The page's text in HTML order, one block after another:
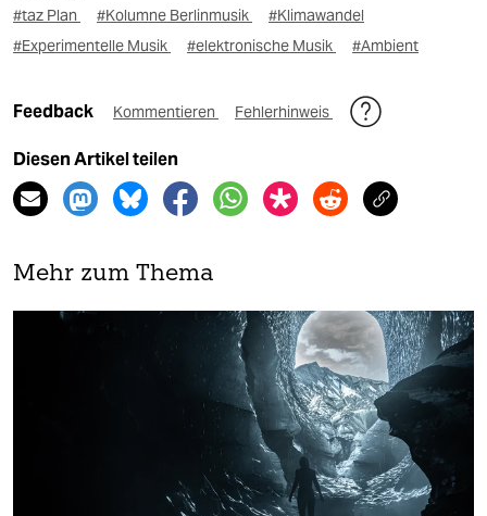
#taz Plan #Kolumne Berlinmusik
#Klimawandel
#Experimentelle Musik
#elektronische Musik #Ambient
Feedback Kommentieren Fehlerhinweis
Diesen Artikel teilen
Mehr zum Thema